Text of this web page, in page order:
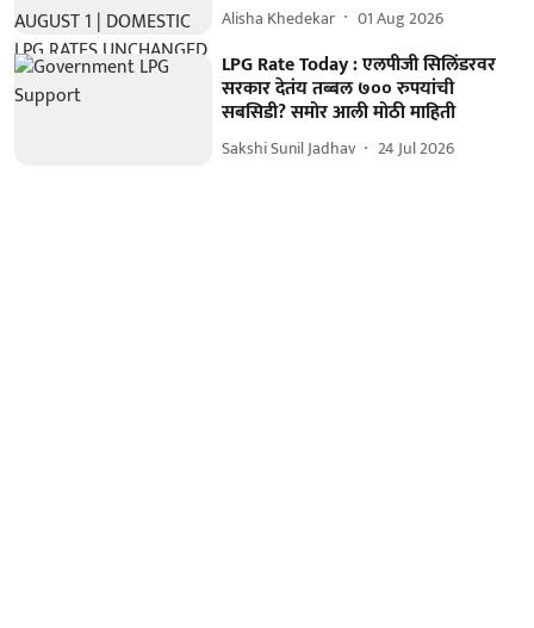
Alisha Khedekar 01 Aug 2026
LPG Rate Today : एलपीजी सिलिंडरवर
सरकार देतंय तब्बल ७०० रुपयांची
सबसिडी? समोर आली मोठी माहिती
Sakshi Sunil Jadhav 24 Jul 2026